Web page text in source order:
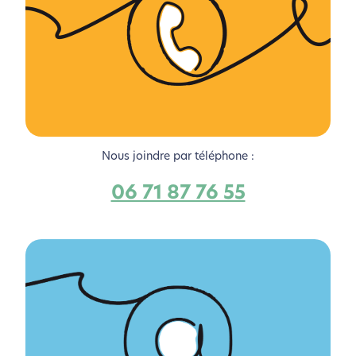
Nous joindre par téléphone :
06 71 87 76 55